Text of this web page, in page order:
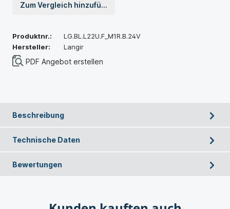
Zum Vergleich hinzufügen
Produktnr.:
LG.BL.L22U.F_M1R.B.24V
Hersteller:
Langir
PDF Angebot erstellen
Beschreibung
Technische Daten
Bewertungen